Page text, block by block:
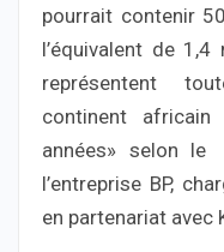
pourrait contenir
l’équivalent de
représentent
continent
années» selon
l’entreprise BP,
en partenariat avec